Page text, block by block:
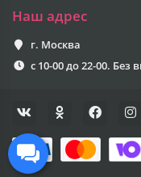
Наш адрес
г. Москва
с 10-00 до 22-00. Без